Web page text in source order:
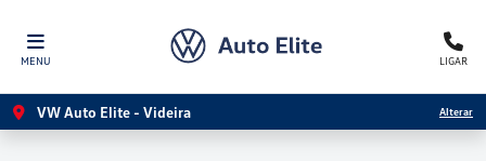
MENU LIGAR
VW Auto Elite - Videira Alterar